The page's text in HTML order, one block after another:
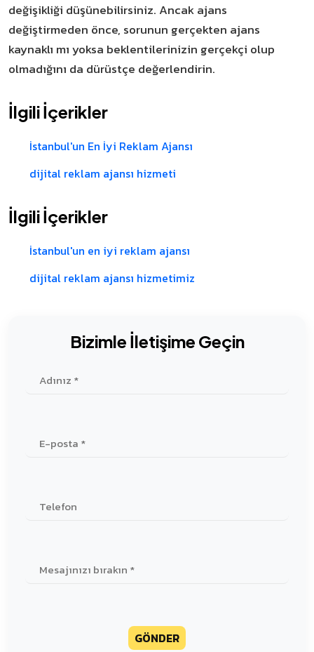
değişikliği düşünebilirsiniz. Ancak ajans
değiştirmeden önce, sorunun gerçekten ajans
kaynaklı mı yoksa beklentilerinizin gerçekçi olup
olmadığını da dürüstçe değerlendirin.
İlgili İçerikler
İstanbul'un En İyi Reklam Ajansı
dijital reklam ajansı hizmeti
İlgili İçerikler
İstanbul'un en iyi reklam ajansı
dijital reklam ajansı hizmetimiz
Bizimle İletişime Geçin
GÖNDER